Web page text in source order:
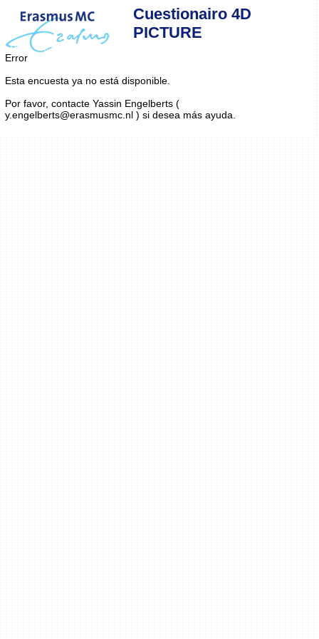
Cuestionairo 4D
PICTURE
Error
Esta encuesta ya no está disponible.
Por favor, contacte Yassin Engelberts (
y.engelberts@erasmusmc.nl ) si desea más ayuda.